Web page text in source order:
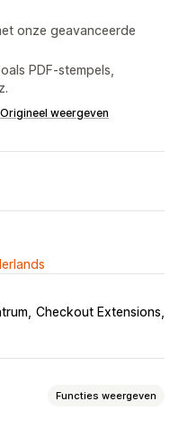
onze geavanceerde
PDF-stempels,
Origineel weergeven
Checkout Extensions
Functies weergeven